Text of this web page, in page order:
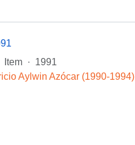
Item · 1991
Aylwin Azócar (1990-1994)